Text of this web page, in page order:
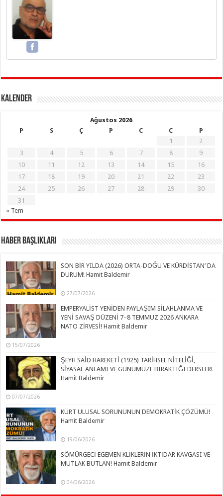
KALENDER
Ağustos 2026
P
S Ç P C C
P
1
2
3
4 5 6 7 8
9
10
11 12 13 14 15
16
17
18 19 20 21 22
23
24
25 26 27 28 29
30
31
« Tem
Haber Başlıkları
SON BİR YILDA (2026) ORTA-DOĞU VE KÜRDİSTAN’ DA
DURUM! Hamit Baldemir
27/07/2026
EMPERYALİST YENİDEN PAYLAŞIM SİLAHLANMA VE
YENİ SAVAŞ DÜZENİ 7–8 TEMMUZ 2026 ANKARA
NATO ZİRVESİ! Hamit Baldemir
15/07/2026
ŞEYH SAİD HAREKETİ (1925) TARİHSEL NİTELİĞİ,
SİYASAL ANLAMI VE GÜNÜMÜZE BIRAKTIĞI DERSLER!
Hamit Baldemir
07/07/2026
KÜRT ULUSAL SORUNUNUN DEMOKRATİK ÇÖZÜMÜ!
Hamit Baldemir
19/06/2026
SÖMÜRGECİ EGEMEN KLİKLERİN İKTİDAR KAVGASI VE
MUTLAK BUTLAN! Hamit Baldemir
04/06/2026